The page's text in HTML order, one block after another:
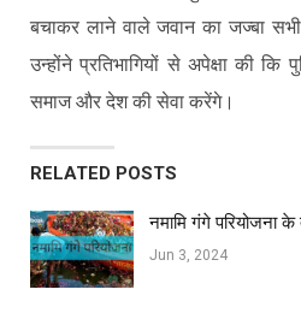
बचाकर लाने वाले जवान का जज्बा
उन्होंने प्रतिभागियों से अपेक्षा की
समाज और देश की सेवा करेंगे।
RELATED POSTS
नमामि गंगे परियोजना
Jun 3, 2024